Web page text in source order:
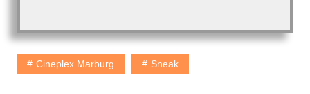
Cineplex Marburg Sneak